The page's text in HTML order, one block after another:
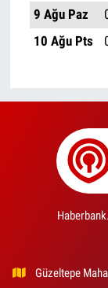
9 Ağu Paz
10 Ağu Pts
Güzeltepe